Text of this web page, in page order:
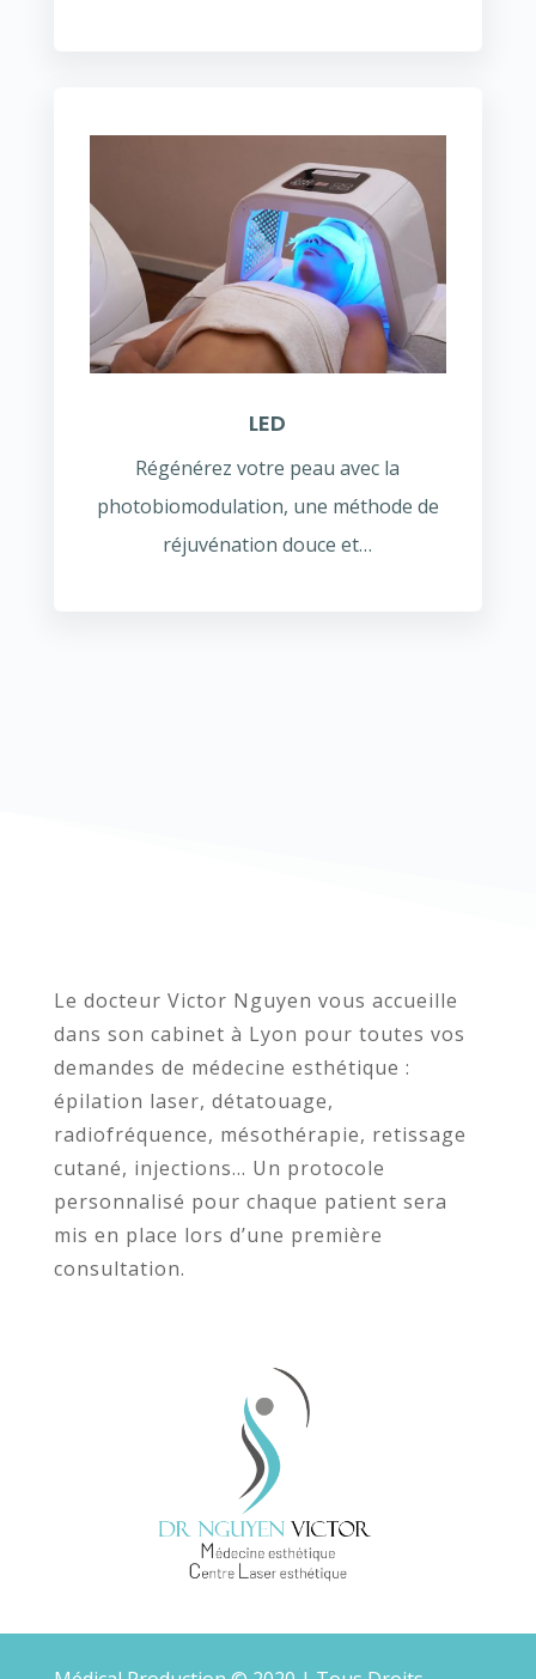
LED
Régénérez votre peau avec la
photobiomodulation, une méthode de
réjuvénation douce et…
Le docteur Victor Nguyen vous accueille
dans son cabinet à Lyon pour toutes vos
demandes de médecine esthétique :
épilation laser, détatouage,
radiofréquence, mésothérapie, retissage
cutané, injections… Un protocole
personnalisé pour chaque patient sera
mis en place lors d’une première
consultation.